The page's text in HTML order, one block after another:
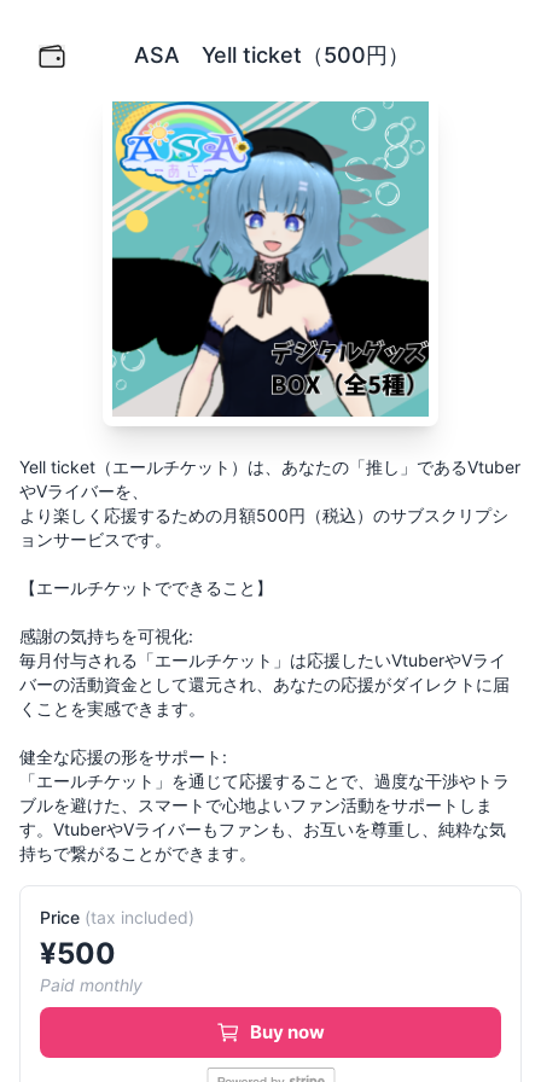
ASA Yell ticket（500円）
Yell ticket（エールチケット）は、あなたの「推し」であるVtuber
やVライバーを、
より楽しく応援するための月額500円（税込）のサブスクリプシ
ョンサービスです。
【エールチケットでできること】
感謝の気持ちを可視化:
毎月付与される「エールチケット」は応援したいVtuberやVライ
バーの活動資金として還元され、あなたの応援がダイレクトに届
くことを実感できます。
健全な応援の形をサポート:
「エールチケット」を通じて応援することで、過度な干渉やトラ
ブルを避けた、スマートで心地よいファン活動をサポートしま
す。VtuberやVライバーもファンも、お互いを尊重し、純粋な気
持ちで繋がることができます。
Price (tax included)
¥500
Paid monthly
Buy now